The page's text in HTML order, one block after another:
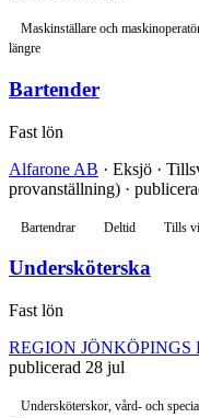
Maskinställare och
längre
Bartender
Fast lön
Alfarone AB · Eksjö ·
provanställning) ·
Bartendrar Deltid Tills
Undersköterska
Fast lön
REGION JÖNKÖPINGS
publicerad 28 jul
Undersköterskor, vård- och